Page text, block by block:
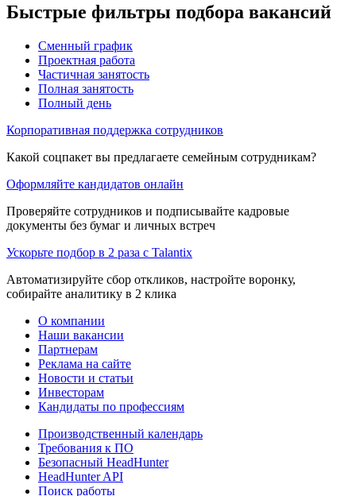
Быстрые фильтры подбора вакансий
Сменный график
Проектная работа
Частичная занятость
Полная занятость
Полный день
Корпоративная поддержка сотрудников
Какой соцпакет вы предлагаете семейным сотрудникам?
Оформляйте кандидатов онлайн
Проверяйте сотрудников и подписывайте кадровые
документы без бумаг и личных встреч
Ускорьте подбор в 2 раза с Talantix
Автоматизируйте сбор откликов, настройте воронку,
собирайте аналитику в 2 клика
О компании
Наши вакансии
Партнерам
Реклама на сайте
Новости и статьи
Инвесторам
Кандидаты по профессиям
Производственный календарь
Требования к ПО
Безопасный HeadHunter
HeadHunter API
Поиск работы